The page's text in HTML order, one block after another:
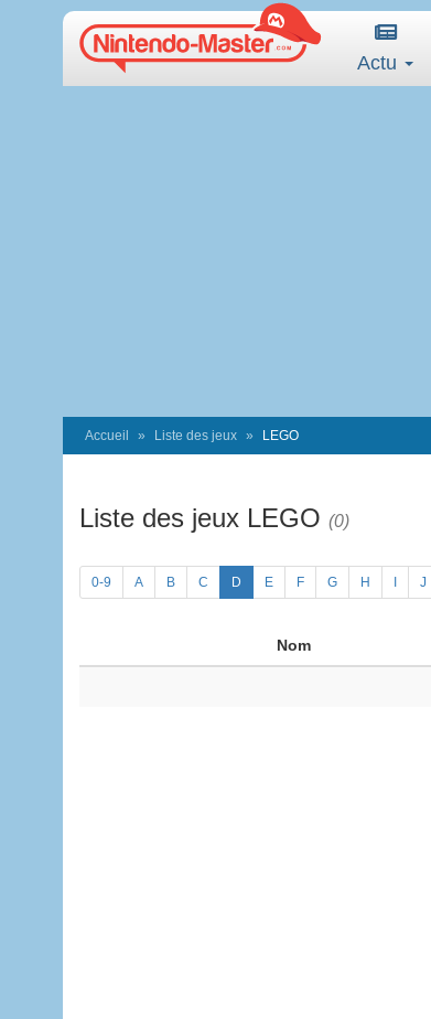
Actu
Accueil Liste des jeux LEGO
Liste des jeux LEGO (0)
0-9 A B C D E F G H J
Nom